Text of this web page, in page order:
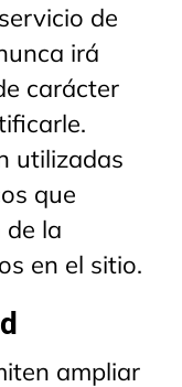
de
irá
carácter
utilizadas
que
la
en el sitio.
ampliar